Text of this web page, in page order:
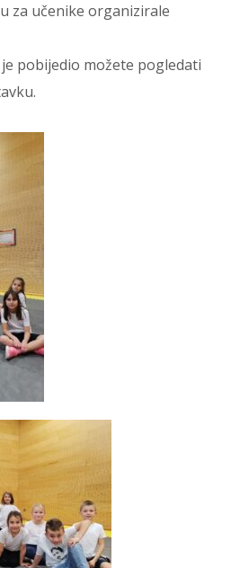
za učenike organizirale
pobijedio možete pogledati